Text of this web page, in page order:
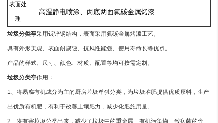
表面处
理
高温静电喷涂、两底两面氟碳金属烤漆
垃圾分类亭采用镀锌钢结构，表面采用氟碳金属烤漆工艺。
具有外形美观、表面耐腐蚀、抗风性能强、使用寿命长等优点。
产品的样式、尺寸、颜色、材质、配置等均可按需定制。
垃圾分类亭作用：
1、将易腐有机成分为主的厨房垃圾单独分类，为垃圾堆肥提供优质原料，生产
出优质有机肥，有利于改善土壤肥力，减少化肥施用量。
2、将有害垃圾分类出来，减少了垃圾中的重金属、有机污染物、致病菌的含